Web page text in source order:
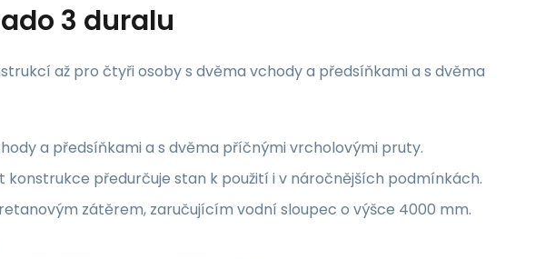
3 duralu
až pro čtyři osoby s dvěma vchody a předsíňkami a s dvěma
a předsíňkami a s dvěma příčnými vrcholovými pruty.
konstrukce předurčuje stan k použití i v náročnějších podmínkách.
zátěrem, zaručujícím vodní sloupec o výšce 4000 mm.